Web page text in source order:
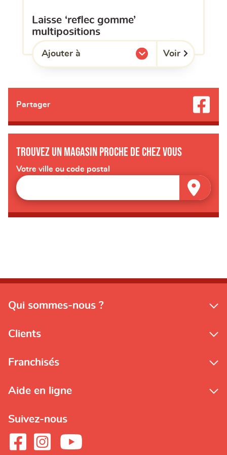
laisse ‘reflec gomme’
multipositions
Ajouter à
l'une de mes listes. Voir
Partager
Trouvez un magasin proche de chez vous
Votre ville ou code postal
Qui sommes-nous ?
Clients
Franchisés
Aide en ligne
Suivez-nous